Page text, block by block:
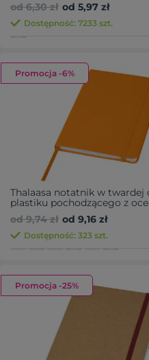
od 6,30 zł od 5,97 zł
Dostępność: 7233 szt.
Promocja -6%
Thalaasa notatnik w twardej
plastiku pochodzącego z
od 9,74 zł od 9,16 zł
Dostępność: 323 szt.
Promocja -25%